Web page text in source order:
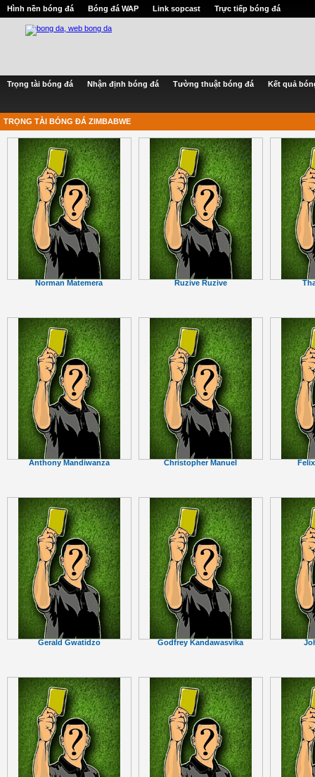
Hình nền bóng đá Bóng đá WAP Link sopcast Trực tiếp bóng đá
Trọng tài bóng đá Nhận định bóng đá Tường thuật bóng đá Kết quả
TRỌNG TÀI BÓNG ĐÁ ZIMBABWE
Norman Matemera Ruzive Ruzive
Anthony Mandiwanza Christopher Manuel
Gerald Gwatidzo Godfrey Kandawasvika